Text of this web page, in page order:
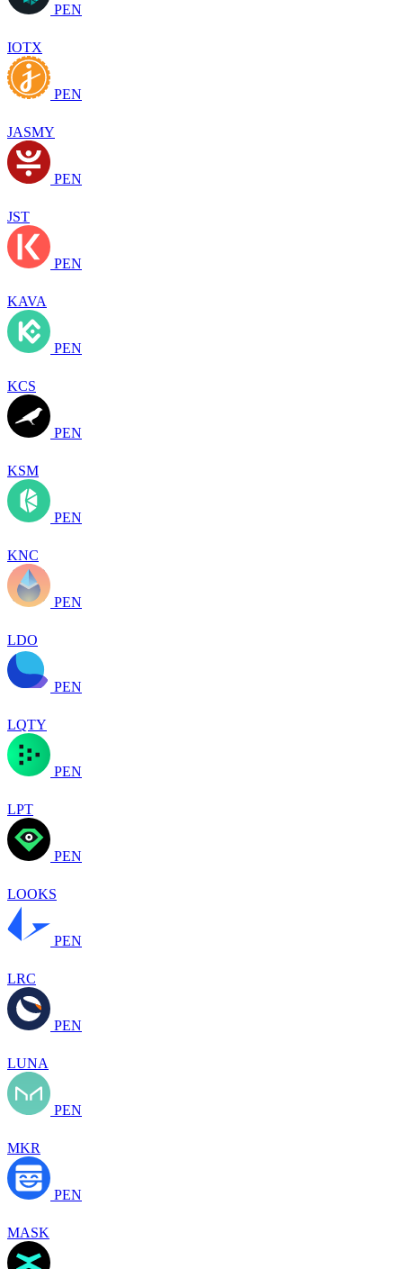
PEN
IOTX
PEN
JASMY
PEN
JST
PEN
KAVA
PEN
KCS
PEN
KSM
PEN
KNC
PEN
LDO
PEN
LQTY
PEN
LPT
PEN
LOOKS
PEN
LRC
PEN
LUNA
PEN
MKR
PEN
MASK